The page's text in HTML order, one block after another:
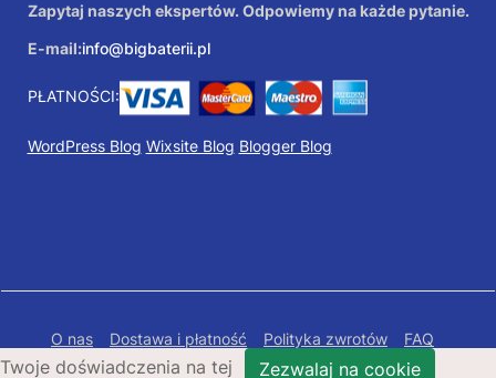
Zapytaj naszych ekspertów. Odpowiemy na każde pytanie.
E-mail:info@bigbaterii.pl
PŁATNOŚCI:
WordPress Blog Wixsite Blog Blogger Blog
O nas Dostawa i płatność Polityka zwrotów
FAQ
Polityka prywatności
Mapa Strony
Twoje doświadczenia na tej Zezwalaj na cookie